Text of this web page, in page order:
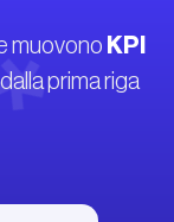
muovono KPI
dalla prima riga